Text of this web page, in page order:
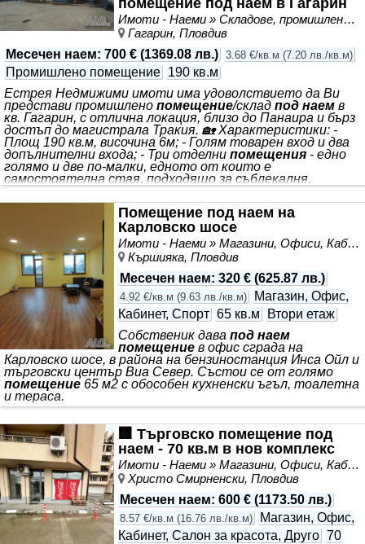
помещение под наем в Гагарин
Имоти - Наеми » Складове, промишлени и стопански имоти под наем
Гагарин, Пловдив
Месечен наем: 700 € (1369.08 лв.) 3.68 €/кв.м (7.20 лв./кв.м)
Промишлено помещение 190 кв.м
Естрея Недмижими имоти има удоволствието да Ви
представи промишлено помещение/склад под наем в
кв. Гагарин, с отлична локация, близо до Панаира и бърз
достъп до магистрала Тракия. 🏡 Характеристики: -
Площ 190 кв.м, височина 6м; - Голям товарен вход и два
допълнителни входа; - Три отделни помещения - едно
голямо и две по-малки, едното от които е
самостоятелна стая, подходящо за съблекалня,
работилница, офис и др. - Трифазен ток и
самостоятелен електромер; - Стелажи, монтирани на
част от стените в склада; - Вътрешен двор с
възможност за паркиране; - Тоалетна. При интерес, ще
се
Помещение под наем на
Карловско шосе
Имоти - Наеми » Магазини, Офиси, Кабинети, Салони
Кършияка, Пловдив
Месечен наем: 320 € (625.87 лв.)
4.92 €/кв.м (9.63 лв./кв.м)
Магазин, Офис,
Кабинет, Спорт 65 кв.м
Втори етаж
Собственик дава под наем
помещение в офис сграда на
Карловско шосе, в района на бензиностанция Инса Ойл и
търговски център Виа Север. Състои се от голямо
помещение 65 м2 с обособен кухненски ъгъл, тоалетна
и тераса.
🏢 Търговско помещение под
наем - 70 кв.м в нов комплекс
Имоти - Наеми » Магазини, Офиси, Кабинети, Салони
Христо Смирненски, Пловдив
Месечен наем: 600 € (1173.50 лв.)
8.57 €/кв.м (16.76 лв./кв.м)
Магазин, Офис,
Кабинет, Салон за красота, Друго 70